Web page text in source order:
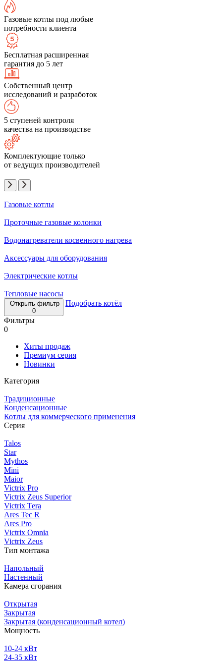
Газовые котлы под любые
потребности клиента
Бесплатная расширенная
гарантия до 5 лет
Собственный центр
исследований и разработок
5 ступеней контроля
качества на производстве
Комплектующие только
от ведущих производителей
Газовые котлы
Проточные газовые колонки
Водонагреватели косвенного нагрева
Аксессуары для оборудования
Электрические котлы
Тепловые насосы
Открыть фильтр
0
Подобрать котёл
Фильтры
0
Хиты продаж
Премиум серия
Новинки
Категория
Традиционные
Конденсационные
Котлы для коммерческого применения
Серия
Talos
Star
Mythos
Mini
Maior
Victrix Pro
Victrix Zeus Superior
Victrix Tera
Ares Tec R
Ares Pro
Victrix Omnia
Victrix Zeus
Тип монтажа
Напольный
Настенный
Камера сгорания
Открытая
Закрытая
Закрытая (конденсационный котел)
Мощность
10-24 кВт
24-35 кВт